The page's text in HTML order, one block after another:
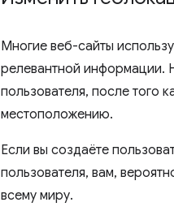
Многие веб-сайты
релевантной информации.
пользователя, после того
местоположению.
Если вы создаёте
пользователя, вам,
всему миру.